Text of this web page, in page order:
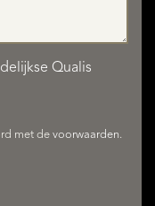
Qualis
met de voorwaarden.